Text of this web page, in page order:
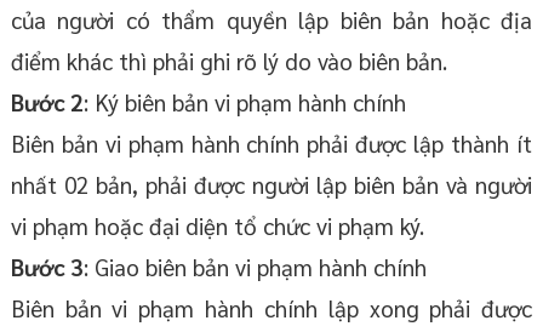
của người có thẩm quyền lập biên bản hoặc địa
điểm khác thì phải ghi rõ lý do vào biên bản.
Bước 2: Ký biên bản vi phạm hành chính
Biên bản vi phạm hành chính phải được lập thành ít
nhất 02 bản, phải được người lập biên bản và người
vi phạm hoặc đại diện tổ chức vi phạm ký.
Bước 3: Giao biên bản vi phạm hành chính
Biên bản vi phạm hành chính lập xong phải được